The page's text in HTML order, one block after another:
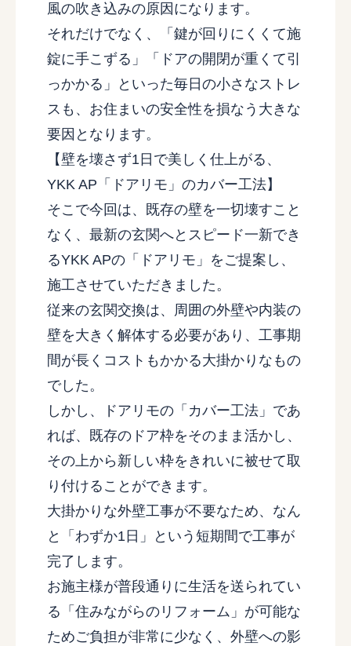
風の吹き込みの原因になります。
それだけでなく、「鍵が回りにくくて施
錠に手こずる」「ドアの開閉が重くて引
っかかる」といった毎日の小さなストレ
スも、お住まいの安全性を損なう大きな
要因となります。
【壁を壊さず1日で美しく仕上がる、
YKK AP「ドアリモ」のカバー工法】
そこで今回は、既存の壁を一切壊すこと
なく、最新の玄関へとスピード一新でき
るYKK APの「ドアリモ」をご提案し、
施工させていただきました。
従来の玄関交換は、周囲の外壁や内装の
壁を大きく解体する必要があり、工事期
間が長くコストもかかる大掛かりなもの
でした。
しかし、ドアリモの「カバー工法」であ
れば、既存のドア枠をそのまま活かし、
その上から新しい枠をきれいに被せて取
り付けることができます。
大掛かりな外壁工事が不要なため、なん
と「わずか1日」という短期間で工事が
完了します。
お施主様が普段通りに生活を送られてい
る「住みながらのリフォーム」が可能な
ためご負担が非常に少なく、外壁への影